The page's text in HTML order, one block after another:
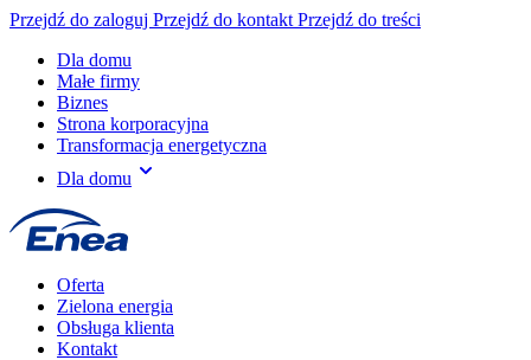
Przejdź do zaloguj Przejdź do kontakt Przejdź do treści
Dla domu
Małe firmy
Biznes
Strona korporacyjna
Transformacja energetyczna
Dla domu
Oferta
Zielona energia
Obsługa klienta
Kontakt